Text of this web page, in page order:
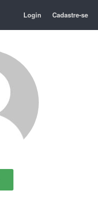
Login Cadastre-se